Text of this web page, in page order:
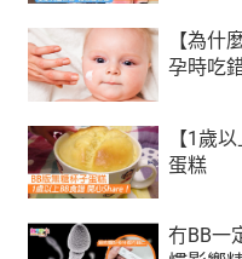
【為什
孕時吃
【1歲
蛋糕
冇BB一